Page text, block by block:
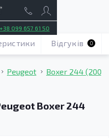
+38 099 657 61 50
Peugeot Boxer 244
Boxer 244
Відгуків 0